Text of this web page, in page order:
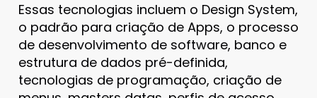
Essas tecnologias incluem o Design System,
o padrão para criação de Apps, o processo
de desenvolvimento de software, banco e
estrutura de dados pré-definida,
tecnologias de programação, criação de